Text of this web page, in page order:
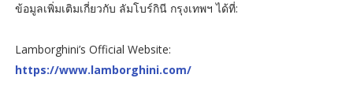
ข้อมูลเพิ่มเติมเกี่ยวกับ ลัมโบร์กินี กรุงเทพฯ ได้ที่:
Lamborghini’s Official Website:
https://www.lamborghini.com/